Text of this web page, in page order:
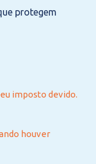
protegem
imposto devido.
houver